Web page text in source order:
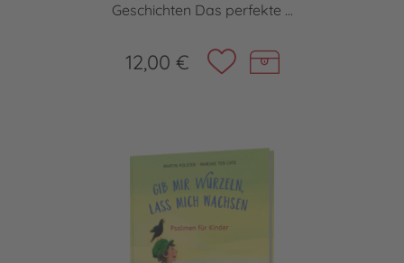
Geschichten Das perfekte ...
12,00 €